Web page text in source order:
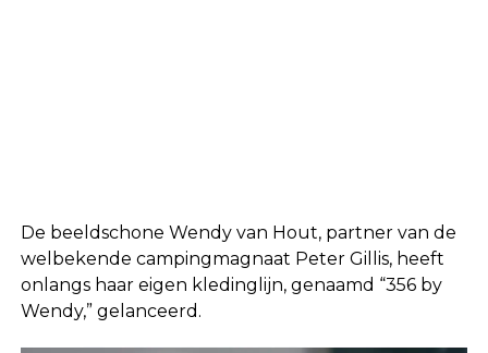
De beeldschone Wendy van Hout, partner van de
welbekende campingmagnaat Peter Gillis, heeft
onlangs haar eigen kledinglijn, genaamd “356 by
Wendy,” gelanceerd.